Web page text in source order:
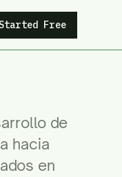
Free
de
hacia
en